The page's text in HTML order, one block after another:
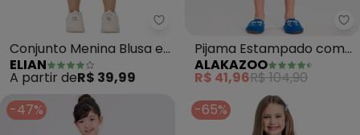
Elian - Conjunto Menina Blusa
Conjunto Menina Blusa e
Short (Azul)
ELIAN
A partir deR$ 39,99
Pijama Estampado com
Camiseta e Shorts (Azul)
ALAKAZOO
R$ 41,96R$ 104,90
-47%
-65%